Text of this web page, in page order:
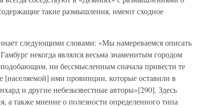
такие размышления, имеют сходное
следующими словами: «Мы намереваемся описать
некогда являлся весьма знаменитым городом
ни бессмысленным сначала привести те
[населяемой] ими провинции, которые оставили в
и другие небезызвестные авторы»[290]. Здесь
а также мнение о полезности определенного типа